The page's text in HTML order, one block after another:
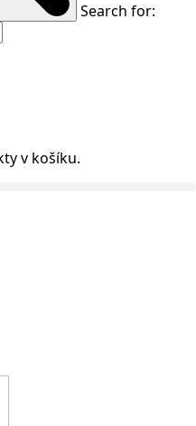
Search for:
v košíku.